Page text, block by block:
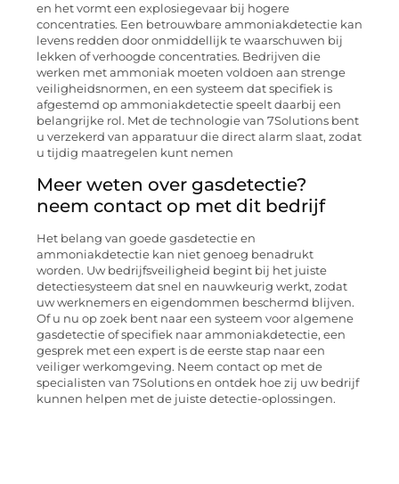
en het vormt een explosiegevaar bij hogere
concentraties. Een betrouwbare ammoniakdetectie kan
levens redden door onmiddellijk te waarschuwen bij
lekken of verhoogde concentraties. Bedrijven die
werken met ammoniak moeten voldoen aan strenge
veiligheidsnormen, en een systeem dat specifiek is
afgestemd op ammoniakdetectie speelt daarbij een
belangrijke rol. Met de technologie van 7Solutions bent
u verzekerd van apparatuur die direct alarm slaat, zodat
u tijdig maatregelen kunt nemen
Meer weten over gasdetectie?
neem contact op met dit bedrijf
Het belang van goede gasdetectie en
ammoniakdetectie kan niet genoeg benadrukt
worden. Uw bedrijfsveiligheid begint bij het juiste
detectiesysteem dat snel en nauwkeurig werkt, zodat
uw werknemers en eigendommen beschermd blijven.
Of u nu op zoek bent naar een systeem voor algemene
gasdetectie of specifiek naar ammoniakdetectie, een
gesprek met een expert is de eerste stap naar een
veiliger werkomgeving. Neem contact op met de
specialisten van 7Solutions en ontdek hoe zij uw bedrijf
kunnen helpen met de juiste detectie-oplossingen.